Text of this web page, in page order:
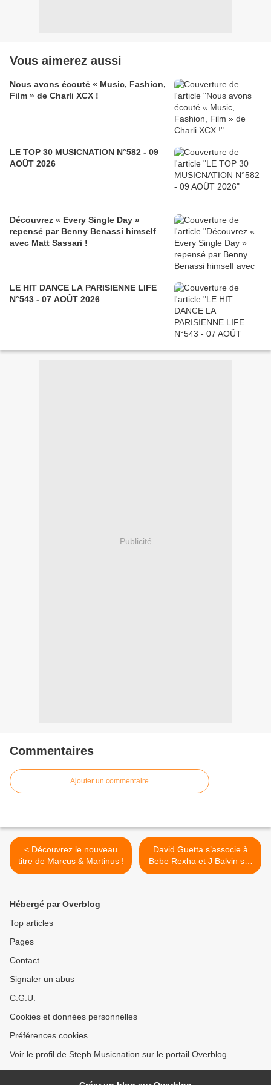
Vous aimerez aussi
Nous avons écouté « Music, Fashion,
Film » de Charli XCX !
LE TOP 30 MUSICNATION N°582 - 09
AOÛT 2026
Découvrez « Every Single Day »
repensé par Benny Benassi himself
avec Matt Sassari !
LE HIT DANCE LA PARISIENNE LIFE
N°543 - 07 AOÛT 2026
Publicité
Commentaires
Ajouter un commentaire
< Découvrez le nouveau
titre de Marcus & Martinus !
David Guetta s’associe à
Bebe Rexha et J Balvin sur
son nouveau single ! >
Hébergé par Overblog
Top articles
Pages
Contact
Signaler un abus
C.G.U.
Cookies et données personnelles
Préférences cookies
Voir le profil de Steph Musicnation sur le portail Overblog